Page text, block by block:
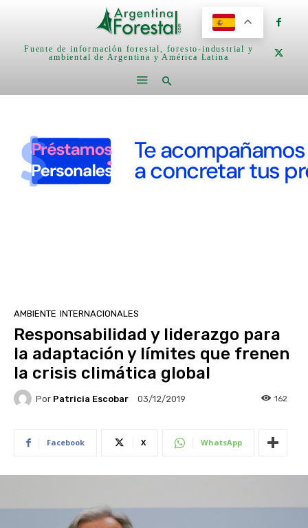
Fuente de información forestal, foresto-industrial y
ambiental de Argentina y América Latina
AMBIENTE INTERNACIONALES
Responsabilidad y liderazgo para
la adaptación y límites que frenen
la crisis climática global
Por Patricia Escobar 03/12/2019 162
Facebook X WhatsApp